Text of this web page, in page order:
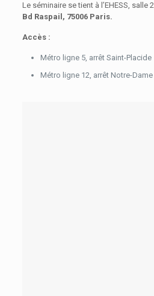
Le séminaire se tient à l’EHESS, salle
Bd Raspail, 75006 Paris.
Accès :
Métro ligne 5, arrêt Saint-Placide
Métro ligne 12, arrêt Notre-